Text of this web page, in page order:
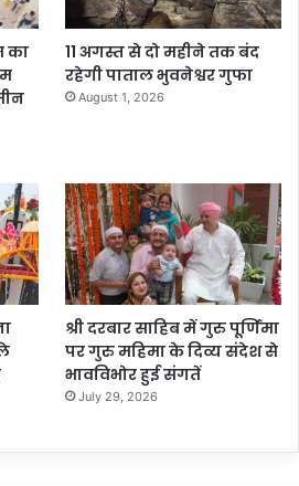
का
11 अगस्त से दो महीने तक बंद
रहेगी पाताल भुवनेश्वर गुफा
August 1, 2026
श्री दरबार साहिब में गुरु पूर्णिमा
पर गुरु महिमा के दिव्य संदेश से
भावविभोर हुई संगतें
July 29, 2026